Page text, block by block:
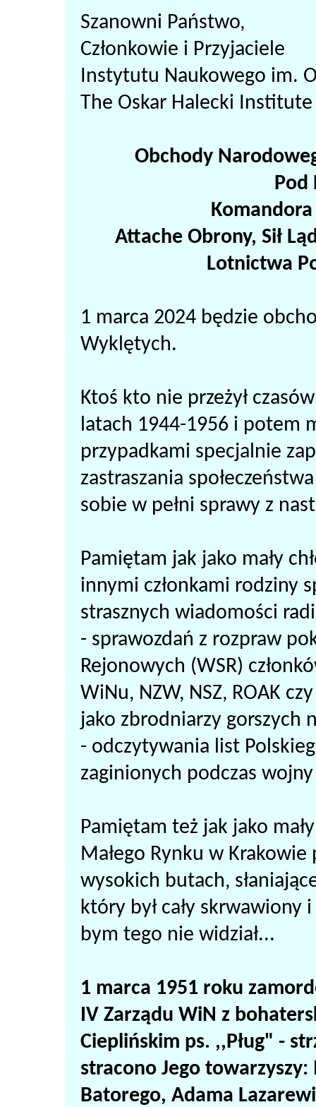
Szanowni Państwo,
Członkowie i Przyjaciele
Instytutu Naukowego im.
The Oskar Halecki
Obchody
Pod
Komandora
Attache Obrony, Sił
Lotnictwa
1 marca 2024 będzie
Wyklętych.
Ktoś kto nie przeżył
latach 1944-1956 i potem
przypadkami specjalnie
zastraszania
sobie w pełni sprawy z
Pamiętam jak jako mały
innymi członkami rodziny
strasznych wiadomości
- sprawozdań z rozpraw
Rejonowych (WSR)
WiNu, NZW, NSZ, ROAK
jako zbrodniarzy gorszych
- odczytywania list
zaginionych podczas
Pamiętam też jak jako
Małego Rynku w
wysokich butach,
który był cały skrwawiony
bym tego nie widział...
1 marca 1951 roku
IV Zarządu WiN z
Cieplińskim ps. ,,Pług" -
stracono Jego towarzyszy:
Batorego, Adama